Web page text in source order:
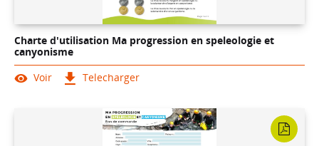
Charte d'utilisation Ma progression en speleologie et
canyonisme
Voir
Telecharger